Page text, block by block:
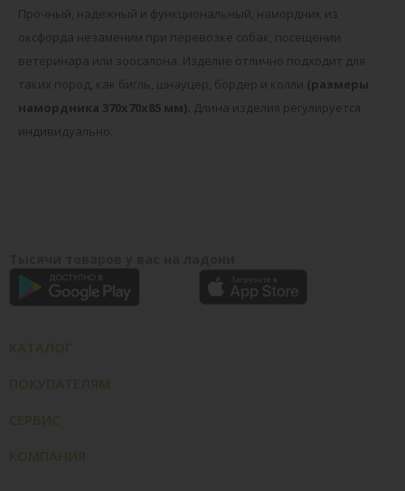
Прочный, надежный и функциональный, намордник из
оксфорда незаменим при перевозке собак, посещении
ветеринара или зоосалона. Изделие отлично подходит для
таких пород, как бигль, шнауцер, бордер и колли (размеры
намордника 370х70х85 мм). Длина изделия регулируется
индивидуально.